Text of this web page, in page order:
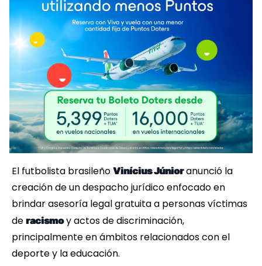
El futbolista brasileño Vinícius Júnioranunció la
creación de un despacho jurídico enfocado en
brindar asesoría legal gratuita a personas víctimas
de racismoy actos de discriminación,
principalmente en ámbitos relacionados con el
deporte y la educación.